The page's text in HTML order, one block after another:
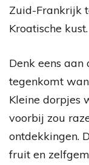
Zuid-Frankrijk
Kroatische kust.
Denk eens
tegenkomt
Kleine dorpjes
voorbij zou
ontdekkingen.
fruit en